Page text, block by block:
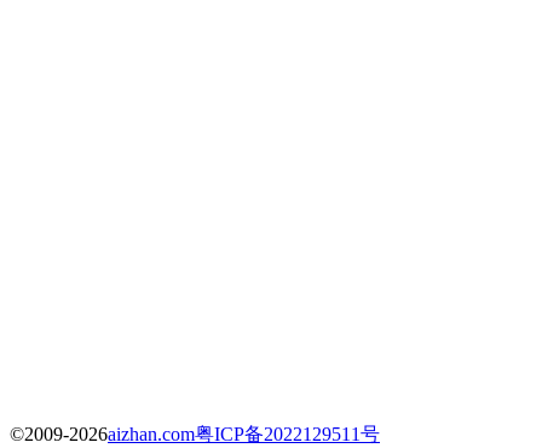
©2009-2026aizhan.com粤ICP备2022129511号